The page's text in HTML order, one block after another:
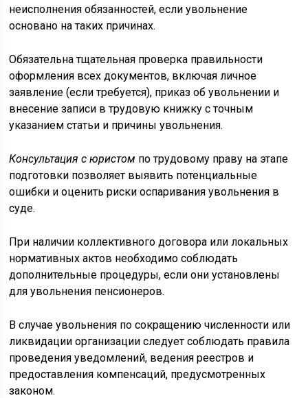
неисполнения обязанностей, если увольнение
основано на таких причинах.
Обязательна тщательная проверка правильности
оформления всех документов, включая личное
заявление (если требуется), приказ об увольнении и
внесение записи в трудовую книжку с точным
указанием статьи и причины увольнения.
Консультация с юристом по трудовому праву на этапе
подготовки позволяет выявить потенциальные
ошибки и оценить риски оспаривания увольнения в
суде.
При наличии коллективного договора или локальных
нормативных актов необходимо соблюдать
дополнительные процедуры, если они установлены
для увольнения пенсионеров.
В случае увольнения по сокращению численности или
ликвидации организации следует соблюдать правила
проведения уведомлений, ведения реестров и
предоставления компенсаций, предусмотренных
законом.